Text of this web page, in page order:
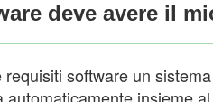
deve avere il
software un